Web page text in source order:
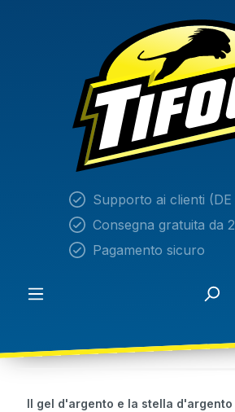
Supporto ai clienti (DE
Consegna gratuita da
Pagamento sicuro
Il gel d'argento e la stella d'argento